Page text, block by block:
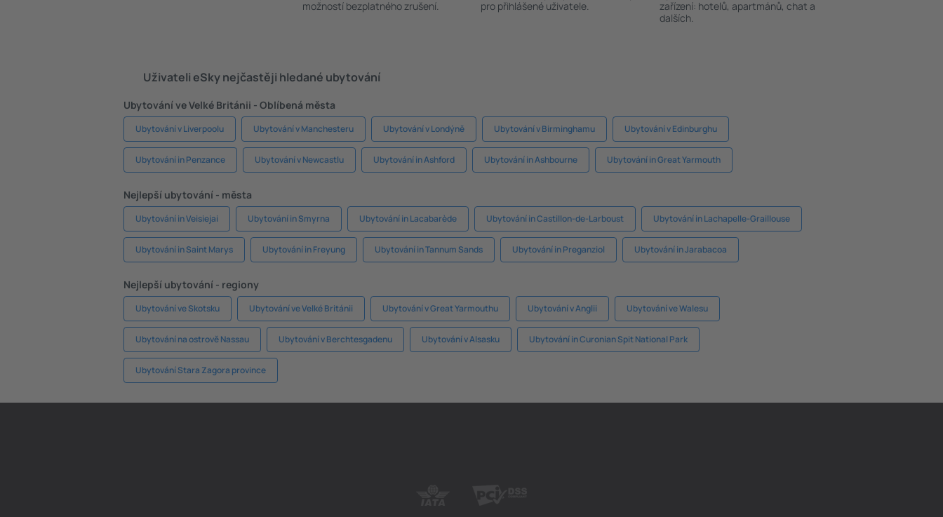
možností bezplatného zrušení.
pro přihlášené uživatele.
zařízení: hotelů, apartmánů, chat a
dalších.
Uživateli eSky nejčastěji hledané ubytování
Ubytování ve Velké Británii - Oblíbená města
Ubytování v Liverpoolu Ubytování v Manchesteru Ubytování v Londýně Ubytování v Birminghamu Ubytování v Edinburghu
Ubytování in Penzance Ubytování v Newcastlu Ubytování in Ashford Ubytování in Ashbourne Ubytování in Great Yarmouth
Nejlepší ubytování - města
Ubytování in Veisiejai Ubytování in Smyrna Ubytování in Lacabarède Ubytování in Castillon-de-Larboust Ubytování in Lachapelle-Graillouse
Ubytování in Saint Marys Ubytování in Freyung Ubytování in Tannum Sands Ubytování in Preganziol Ubytování in Jarabacoa
Nejlepší ubytování - regiony
Ubytování ve Skotsku Ubytování ve Velké Británii Ubytování v Great Yarmouthu Ubytování v Anglii Ubytování ve Walesu
Ubytování na ostrově Nassau Ubytování v Berchtesgadenu Ubytování v Alsasku Ubytování in Curonian Spit National Park
Ubytování Stara Zagora province